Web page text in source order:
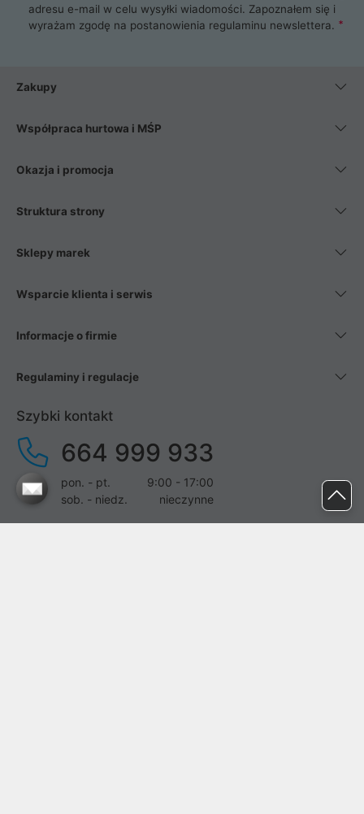
adresu e-mail w celu wysyłki wiadomości. Zapoznałem się i
wyrażam zgodę na postanowienia regulaminu newslettera.
Zakupy
Współpraca hurtowa i MŚP
Okazja i promocja
Struktura strony
Sklepy marek
Wsparcie klienta i serwis
Informacje o firmie
Regulaminy i regulacje
Szybki kontakt
664 999 933
pon. - pt.
9:00 - 17:00
sob. - niedz.
nieczynne